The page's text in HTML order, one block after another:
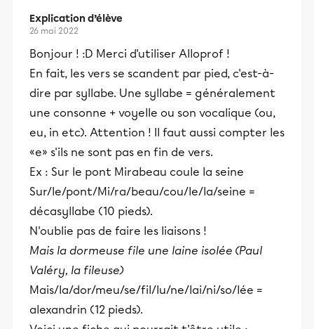
Explication d’élève
26 mai 2022
Bonjour ! :D Merci d'utiliser Alloprof !
En fait, les vers se scandent par pied, c'est-à-
dire par syllabe. Une syllabe = généralement
une consonne + voyelle ou son vocalique (ou,
eu, in etc). Attention ! Il faut aussi compter les
«e» s'ils ne sont pas en fin de vers.
Ex : Sur le pont Mirabeau coule la seine
Sur/le/pont/Mi/ra/beau/cou/le/la/seine =
décasyllabe (10 pieds).
N'oublie pas de faire les liaisons !
Mais la dormeuse file une laine isolée (Paul
Valéry, la fileuse)
Mais/la/dor/meu/se/fil/lu/ne/lai/ni/so/lée =
alexandrin (12 pieds).